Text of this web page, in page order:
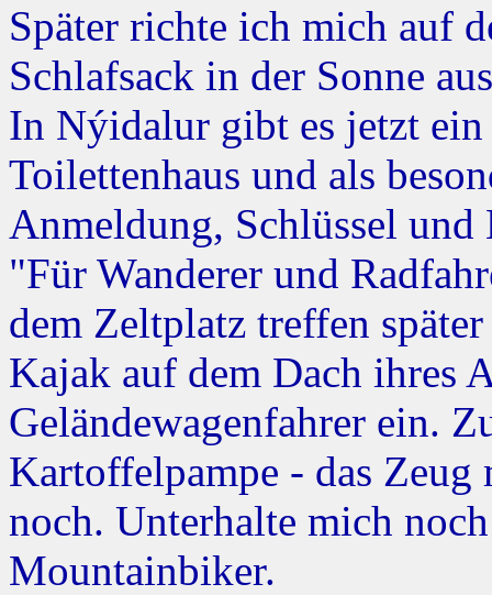
Später richte ich mich auf
Schlafsack in der Sonne
In Nýidalur gibt es jetzt ein
Toilettenhaus und als
Anmeldung, Schlüssel
"Für Wanderer und
dem Zeltplatz treffen
Kajak auf dem Dach ihres
Geländewagenfahrer ein.
Kartoffelpampe - das
noch. Unterhalte mich
Mountainbiker.